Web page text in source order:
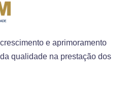
e aprimoramento
qualidade na prestação dos